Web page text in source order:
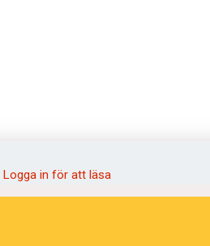
Logga in för att läsa